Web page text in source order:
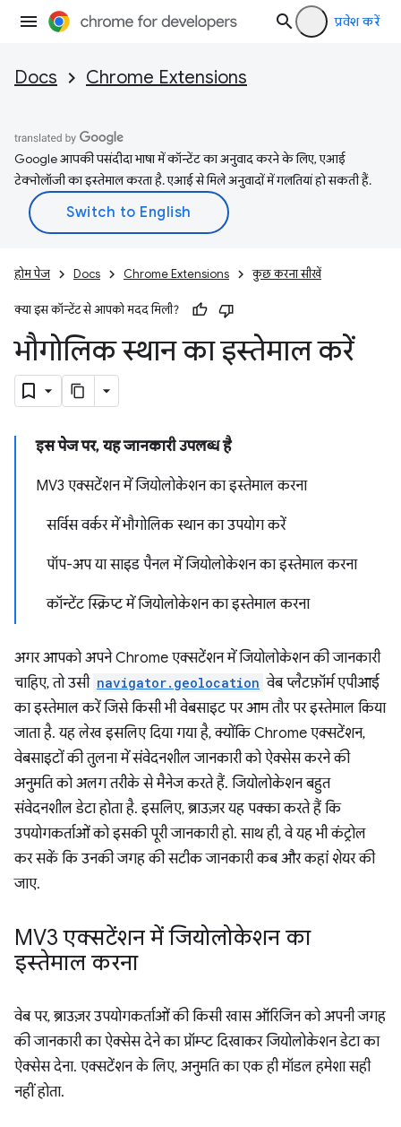
प्रवेश करें
Docs Chrome Extensions
Google आपकी पसंदीदा भाषा में कॉन्टेंट का अनुवाद करने के लिए, एआई
टेक्नोलॉजी का इस्तेमाल करता है. एआई से मिले अनुवादों में गलतियां हो सकती हैं.
होम पेज Docs Chrome Extensions कुछ करना सीखें
क्या इस कॉन्टेंट से आपको मदद मिली?
भौगोलिक स्थान का इस्तेमाल करें
इस पेज पर, यह जानकारी उपलब्ध है
MV3 एक्सटेंशन में जियोलोकेशन का इस्तेमाल करना
सर्विस वर्कर में भौगोलिक स्थान का उपयोग करें
पॉप-अप या साइड पैनल में जियोलोकेशन का इस्तेमाल करना
कॉन्टेंट स्क्रिप्ट में जियोलोकेशन का इस्तेमाल करना
अगर आपको अपने Chrome एक्सटेंशन में जियोलोकेशन की जानकारी
चाहिए, तो उसी navigator.geolocation वेब प्लैटफ़ॉर्म एपीआई
का इस्तेमाल करें जिसे किसी भी वेबसाइट पर आम तौर पर इस्तेमाल किया
जाता है. यह लेख इसलिए दिया गया है, क्योंकि Chrome एक्सटेंशन,
वेबसाइटों की तुलना में संवेदनशील जानकारी को ऐक्सेस करने की
अनुमति को अलग तरीके से मैनेज करते हैं. जियोलोकेशन बहुत
संवेदनशील डेटा होता है. इसलिए, ब्राउज़र यह पक्का करते हैं कि
उपयोगकर्ताओं को इसकी पूरी जानकारी हो. साथ ही, वे यह भी कंट्रोल
कर सकें कि उनकी जगह की सटीक जानकारी कब और कहां शेयर की
जाए.
MV3 एक्सटेंशन में जियोलोकेशन का
इस्तेमाल करना
वेब पर, ब्राउज़र उपयोगकर्ताओं की किसी खास ऑरिजिन को अपनी जगह
की जानकारी का ऐक्सेस देने का प्रॉम्प्ट दिखाकर जियोलोकेशन डेटा का
ऐक्सेस देना. एक्सटेंशन के लिए, अनुमति का एक ही मॉडल हमेशा सही
नहीं होता.